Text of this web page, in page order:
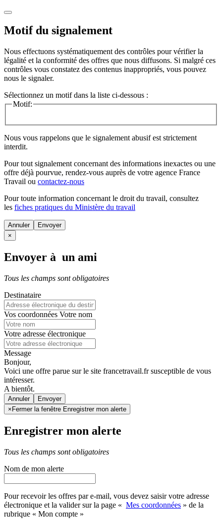
Motif du signalement
Nous effectuons systématiquement des contrôles pour vérifier la
légalité et la conformité des offres que nous diffusons. Si malgré ces
contrôles vous constatez des contenus inappropriés, vous pouvez
nous le signaler.
Sélectionnez un motif dans la liste ci-dessous :
Motif:
Nous vous rappelons que le signalement abusif est strictement
interdit.
Pour tout signalement concernant des informations inexactes ou une
offre déjà pourvue, rendez-vous auprès de votre agence France
Travail ou contactez-nous
Pour toute information concernant le droit du travail, consultez
les fiches pratiques du Ministère du travail
Annuler
×
Envoyer à un ami
Tous les champs sont obligatoires
Destinataire
Vos coordonnées Votre nom
Votre adresse électronique
Message
Bonjour,
Voici une offre parue sur le site francetravail.fr susceptible de vous
intéresser.
A bientôt.
Annuler
× Fermer la fenêtre Enregistrer mon alerte
Enregistrer mon alerte
Tous les champs sont obligatoires
Nom de mon alerte
Pour recevoir les offres par e-mail, vous devez saisir votre adresse
électronique et la valider sur la page « Mes coordonnées » de la
rubrique « Mon compte »